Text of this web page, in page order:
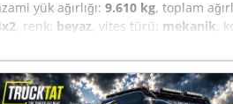
yük ağırlığı: 9.610 kg, toplam
, renk: beyaz, vites türü: mekanik,
(centina) - kaldırma/indirme - yeni